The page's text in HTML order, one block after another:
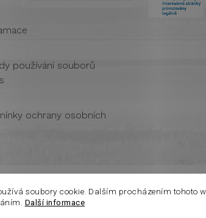
soubory cookie. Dalším procházením tohoto
Další informace
používání souborů
ochrany osobních